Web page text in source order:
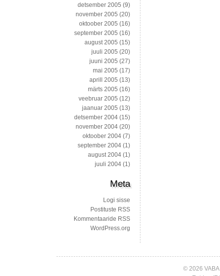
detsember 2005 (9)
november 2005 (20)
oktoober 2005 (16)
september 2005 (16)
august 2005 (15)
juuli 2005 (20)
juuni 2005 (27)
mai 2005 (17)
aprill 2005 (13)
märts 2005 (16)
veebruar 2005 (12)
jaanuar 2005 (13)
detsember 2004 (15)
november 2004 (20)
oktoober 2004 (7)
september 2004 (1)
august 2004 (1)
juuli 2004 (1)
Meta
Logi sisse
Postituste RSS
Kommentaaride RSS
WordPress.org
© 2026